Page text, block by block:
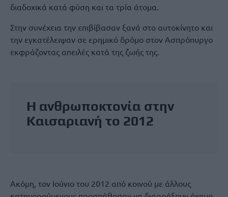
διαδοχικά κατά φύση και τα τρία άτομα.
Στην συνέχεια την επιβίβασαν ξανά στο αυτοκίνητο και
την εγκατέλειψαν σε ερημικό δρόμο στον Ασπρόπυργο
εκφράζοντας απειλές κατά της ζωής της.
Η ανθρωποκτονία στην
Καισαριανή το 2012
Ακόμη, τον Ιούνιο του 2012 από κοινού με άλλους